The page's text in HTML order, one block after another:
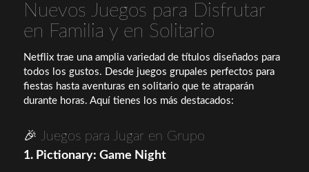
Nuevos Juegos para Disfrutar
en Familia y en Solitario
Netflix trae una amplia variedad de títulos diseñados para
todos los gustos. Desde juegos grupales perfectos para
fiestas hasta aventuras en solitario que te atraparán
durante horas. Aquí tienes los más destacados:
🎉 Juegos para Jugar en Grupo
1. Pictionary: Game Night